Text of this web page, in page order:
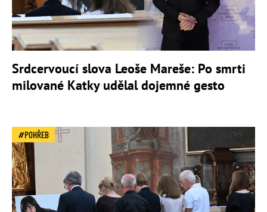
Srdcervoucí slova Leoše Mareše: Po smrti
milované Katky udělal dojemné gesto
POHŘEB